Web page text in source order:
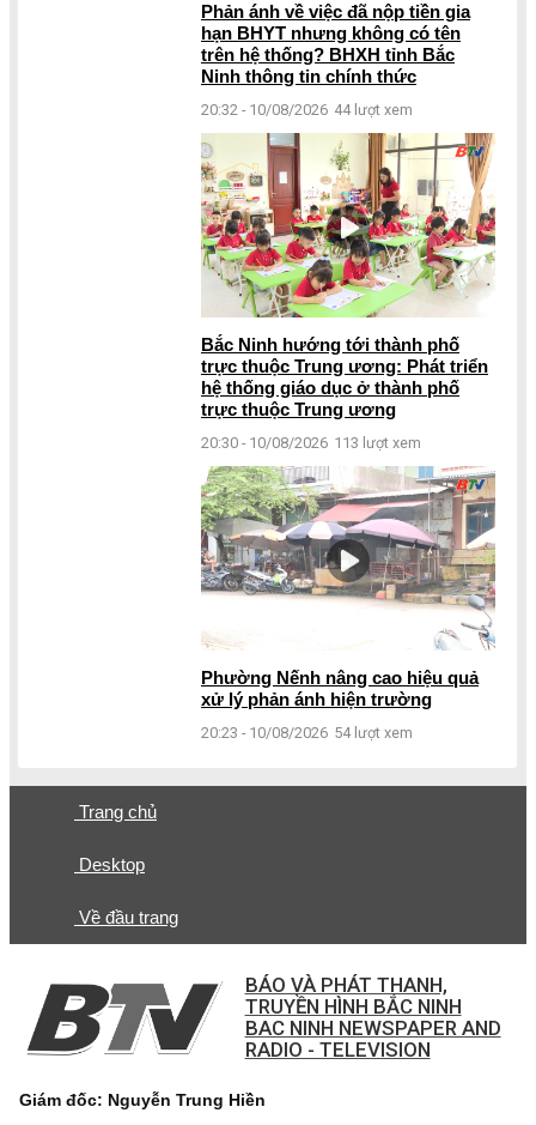
Phản ánh về việc đã nộp tiền gia
hạn BHYT nhưng không có tên
trên hệ thống? BHXH tỉnh Bắc
Ninh thông tin chính thức
20:32 - 10/08/2026 44 lượt xem
Bắc Ninh hướng tới thành phố
trực thuộc Trung ương: Phát triển
hệ thống giáo dục ở thành phố
trực thuộc Trung ương
20:30 - 10/08/2026 113 lượt xem
Phường Nếnh nâng cao hiệu quả
xử lý phản ánh hiện trường
20:23 - 10/08/2026 54 lượt xem
Trang chủ
Desktop
Về đầu trang
BÁO VÀ PHÁT THANH,
TRUYỀN HÌNH BẮC NINH
BAC NINH NEWSPAPER AND
RADIO - TELEVISION
Giám đốc: Nguyễn Trung Hiền